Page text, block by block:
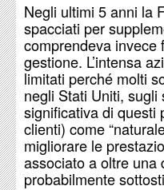
Negli ultimi 5 anni la
spacciati per
comprendeva invece
gestione. L’intensa
limitati perché molti
negli Stati Uniti,
significativa di questi
clienti) come
migliorare le
associato a oltre una
probabilmente